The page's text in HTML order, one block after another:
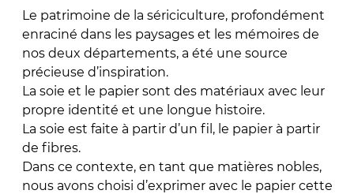
Le patrimoine de la sériciculture, profondément
enraciné dans les paysages et les mémoires de
nos deux départements, a été une source
précieuse d’inspiration.
La soie et le papier sont des matériaux avec leur
propre identité et une longue histoire.
La soie est faite à partir d’un fil, le papier à partir
de fibres.
Dans ce contexte, en tant que matières nobles,
nous avons choisi d’exprimer avec le papier cette